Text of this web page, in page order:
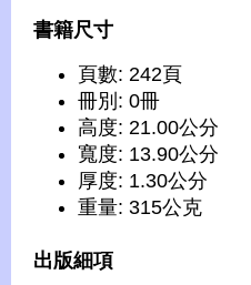
書籍尺寸
頁數: 242頁
冊別: 0冊
高度: 21.00公分
寬度: 13.90公分
厚度: 1.30公分
重量: 315公克
出版細項